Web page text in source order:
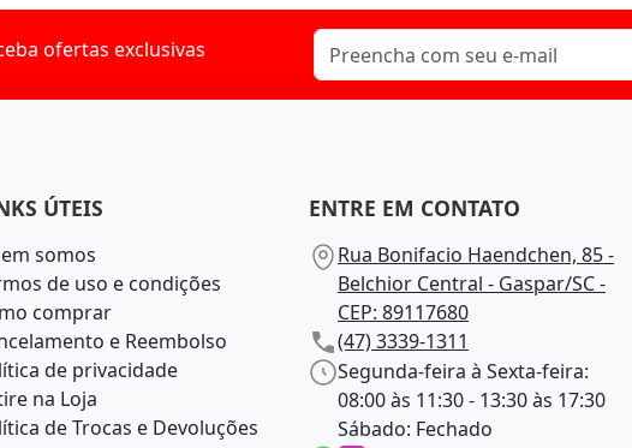
ofertas exclusivas
ÚTEIS
somos
de uso e condições
comprar
e Reembolso
de privacidade
na Loja
de Trocas e Devoluções
ENTRE EM CONTATO
Rua Bonifacio Haendchen, 85 -
Belchior Central - Gaspar/SC -
CEP: 89117680
(47) 3339-1311
Segunda-feira à Sexta-feira:
08:00 às 11:30 - 13:30 às 17:30
Sábado: Fechado